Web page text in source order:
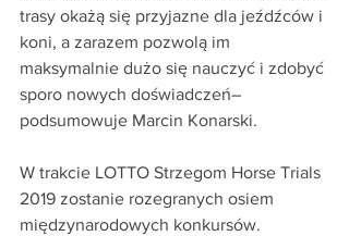
trasy okażą się przyjazne dla jeźdźców i
koni, a zarazem pozwolą im
maksymalnie dużo się nauczyć i zdobyć
sporo nowych doświadczeń–
podsumowuje Marcin Konarski.
W trakcie LOTTO Strzegom Horse Trials
2019 zostanie rozegranych osiem
międzynarodowych konkursów.